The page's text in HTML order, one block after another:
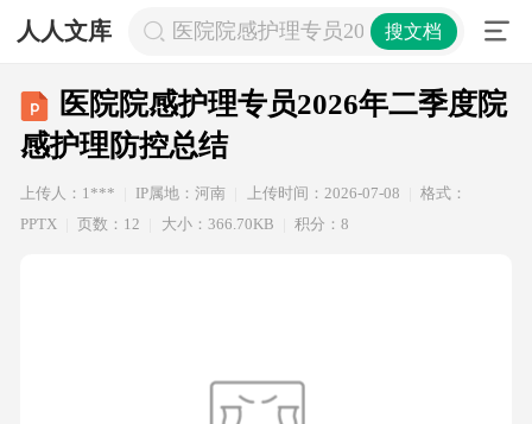
人人文库 医院院感护理专员2026年二季度院感
搜文档
医院院感护理专员2026年二季度院
感护理防控总结
上传人：1*** IP属地：河南 上传时间：2026-07-08
格式：
PPTX
页数：12 大小：366.70KB 积分：8